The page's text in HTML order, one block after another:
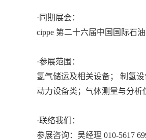
·同期展会：
cippe 第二十六届中国国际石
·参展范围：
氢气储运及相关设备； 制氢
动力设备类；气体测量与分析
·联络我们：
参展咨询：吴经理 010-5617